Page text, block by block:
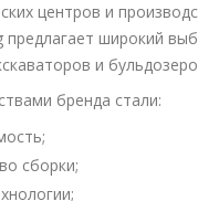
центров и
предлагает широкий
и
бренда стали:
сборки;